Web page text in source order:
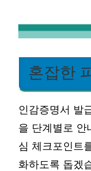
혼잡한
인감증명서 발
을 단계별로 안
심 체크포인트
화하도록 돕겠